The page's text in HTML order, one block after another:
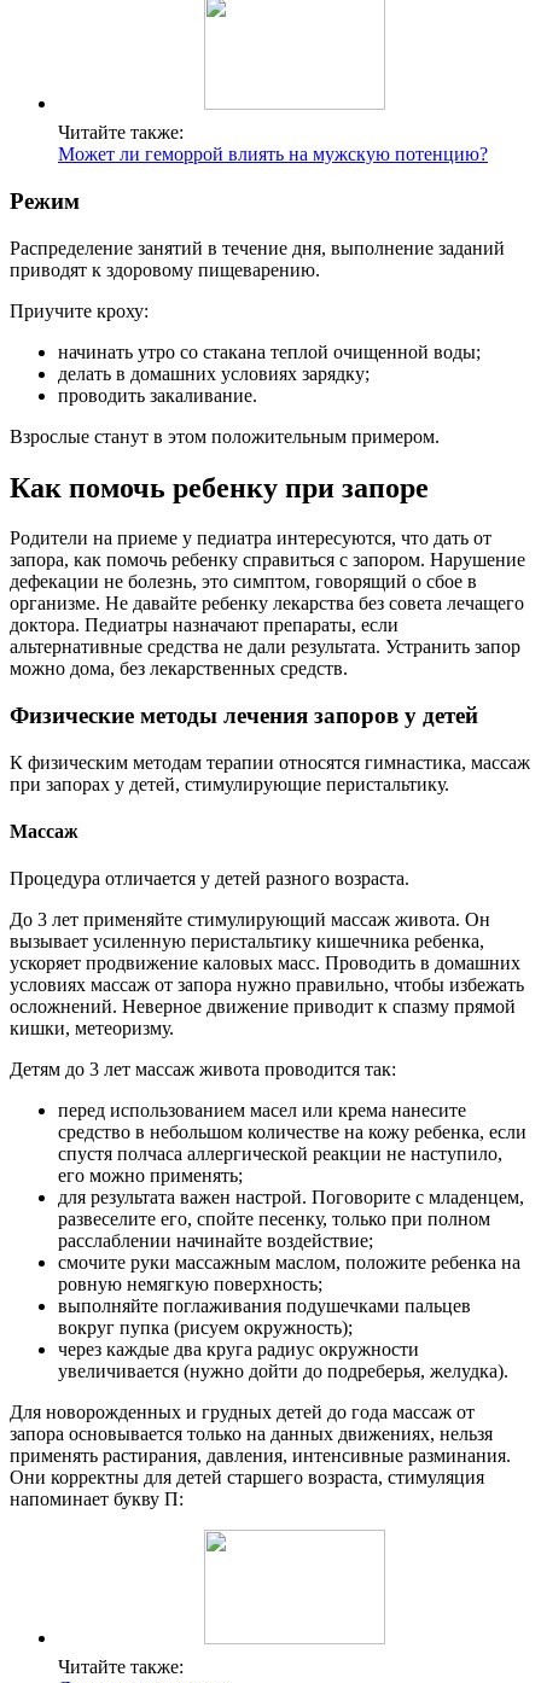
Читайте также:
Может ли геморрой влиять на мужскую потенцию?
Режим
Распределение занятий в течение дня, выполнение заданий
приводят к здоровому пищеварению.
Приучите кроху:
начинать утро со стакана теплой очищенной воды;
делать в домашних условиях зарядку;
проводить закаливание.
Взрослые станут в этом положительным примером.
Как помочь ребенку при запоре
Родители на приеме у педиатра интересуются, что дать от
запора, как помочь ребенку справиться с запором. Нарушение
дефекации не болезнь, это симптом, говорящий о сбое в
организме. Не давайте ребенку лекарства без совета лечащего
доктора. Педиатры назначают препараты, если
альтернативные средства не дали результата. Устранить запор
можно дома, без лекарственных средств.
Физические методы лечения запоров у детей
К физическим методам терапии относятся гимнастика, массаж
при запорах у детей, стимулирующие перистальтику.
Массаж
Процедура отличается у детей разного возраста.
До 3 лет применяйте стимулирующий массаж живота. Он
вызывает усиленную перистальтику кишечника ребенка,
ускоряет продвижение каловых масс. Проводить в домашних
условиях массаж от запора нужно правильно, чтобы избежать
осложнений. Неверное движение приводит к спазму прямой
кишки, метеоризму.
Детям до 3 лет массаж живота проводится так:
перед использованием масел или крема нанесите
средство в небольшом количестве на кожу ребенка, если
спустя полчаса аллергической реакции не наступило,
его можно применять;
для результата важен настрой. Поговорите с младенцем,
развеселите его, спойте песенку, только при полном
расслаблении начинайте воздействие;
смочите руки массажным маслом, положите ребенка на
ровную немягкую поверхность;
выполняйте поглаживания подушечками пальцев
вокруг пупка (рисуем окружность);
через каждые два круга радиус окружности
увеличивается (нужно дойти до подреберья, желудка).
Для новорожденных и грудных детей до года массаж от
запора основывается только на данных движениях, нельзя
применять растирания, давления, интенсивные разминания.
Они корректны для детей старшего возраста, стимуляция
напоминает букву П:
Читайте также: